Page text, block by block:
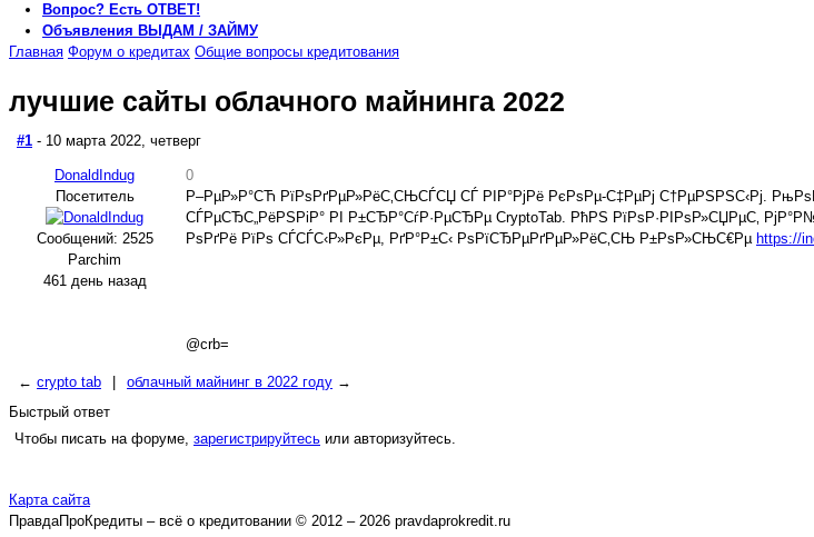
Вопрос? Есть ОТВЕТ!
Объявления ВЫДАМ / ЗАЙМУ
Главная Форум о кредитах Общие вопросы кредитования
лучшие сайты облачного майнинга 2022
#1 - 10 марта 2022, четверг
DonaldIndug
Посетитель
Сообщений: 2525
Parchim
461 день назад
0
Р–РµР»Р°СЋ РїРѕРґРµР»РёС‚СЊСЃСЏ СЃ РІР°РјРё РєРѕРµ-С‡РµРј С†РµРЅРЅС‹Рј.
СЃРµСЂС„РёРЅРіР° РІ Р±СЂР°СѓР·РµСЂРµ CryptoTab. РћРЅ РїРѕР·РІРѕР»СЏРµС‚
РѕРґРё РїРѕ СЃСЃС‹Р»РєРµ, РґР°Р±С‹ РѕРїСЂРµРґРµР»РёС‚СЊ Р±РѕР»СЊС€Рµ https://
@crb=
← crypto tab облачный майнинг в 2022 году →
Быстрый ответ
Чтобы писать на форуме, зарегистрируйтесь или авторизуйтесь.
Карта сайта
ПравдаПроКредиты – всё о кредитовании © 2012 – 2026 pravdaprokredit.ru